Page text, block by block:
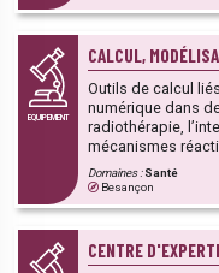
EQUIPEMENT
CALCUL,
Outils de calcul
numérique dans
radiothérapie,
mécanismes
Domaines :Santé
Besançon
CENTRE